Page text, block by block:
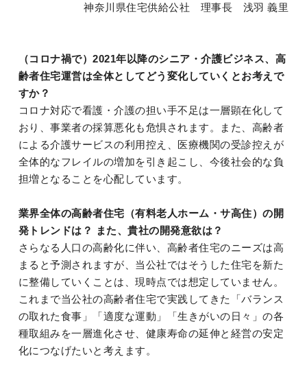
神奈川県住宅供給公社 理事長 浅羽 義里
（コロナ禍で）2021年以降のシニア・介護ビジネス、高
齢者住宅運営は全体としてどう変化していくとお考えで
すか？
コロナ対応で看護・介護の担い手不足は一層顕在化して
おり、事業者の採算悪化も危惧されます。また、高齢者
による介護サービスの利用控え、医療機関の受診控えが
全体的なフレイルの増加を引き起こし、今後社会的な負
担増となることを心配しています。
業界全体の高齢者住宅（有料老人ホーム・サ高住）の開
発トレンドは？ また、貴社の開発意欲は？
さらなる人口の高齢化に伴い、高齢者住宅のニーズは高
まると予測されますが、当公社ではそうした住宅を新た
に整備していくことは、現時点では想定していません。
これまで当公社の高齢者住宅で実践してきた「バランス
の取れた食事」「適度な運動」「生きがいの日々」の各
種取組みを一層進化させ、健康寿命の延伸と経営の安定
化につなげたいと考えます。